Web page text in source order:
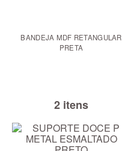
BANDEJA MDF RETANGULAR
PRETA
2 itens